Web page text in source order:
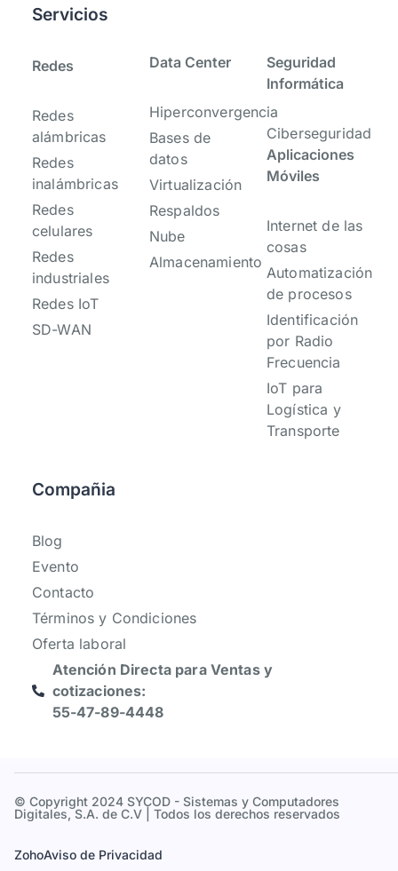
Servicios
Redes
Redes
alámbricas
Redes
inalámbricas
Redes
celulares
Redes
industriales
Redes IoT
SD-WAN
Data Center
Hiperconvergencia
Bases de
datos
Virtualización
Respaldos
Nube
Almacenamiento
Seguridad
Informática
Ciberseguridad
Aplicaciones
Móviles
Internet de las
cosas
Automatización
de procesos
Identificación
por Radio
Frecuencia
IoT para
Logística y
Transporte
Compañia
Blog
Evento
Contacto
Términos y Condiciones
Oferta laboral
Atención Directa para Ventas y
cotizaciones:
55-47-89-4448
© Copyright 2024 SYCOD - Sistemas y Computadores
Digitales, S.A. de C.V | Todos los derechos reservados
ZohoAviso de Privacidad